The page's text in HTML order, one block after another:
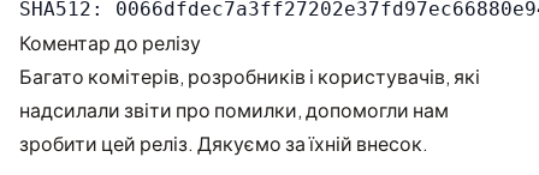
Коментар до релізу
Багато комітерів, розробників і користувачів, які
надсилали звіти про помилки, допомогли нам
зробити цей реліз. Дякуємо за їхній внесок.